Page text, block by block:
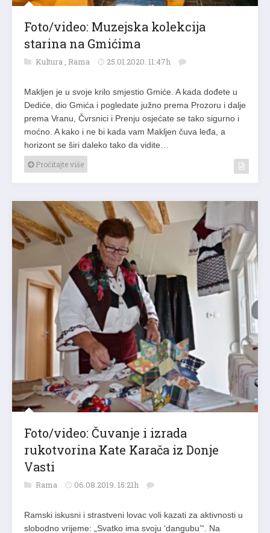
Foto/video: Muzejska kolekcija
starina na Gmićima
Kultura , Rama 25.01.2020. 11:47h
Makljen je u svoje krilo smjestio Gmiće. A kada dođete u
Dediće, dio Gmića i pogledate južno prema Prozoru i dalje
prema Vranu, Čvrsnici i Prenju osjećate se tako sigurno i
moćno. A kako i ne bi kada vam Makljen čuva leđa, a
horizont se širi daleko tako da vidite…
Pročitajte više
Foto/video: Čuvanje i izrada
rukotvorina Kate Karača iz Donje
Vasti
Rama 06.08.2019. 15:21h
Ramski iskusni i strastveni lovac voli kazati za aktivnosti u
slobodno vrijeme: „Svatko ima svoju ‘dangubu’“. Na